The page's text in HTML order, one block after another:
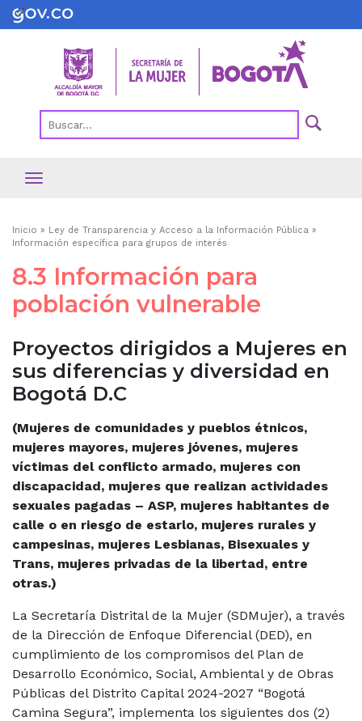
Pasar
al
Ruta
navegación
Inicio
Ley de Transparencia y Acceso a la Información Pública
Información específica para grupos de interés
8.3 Información para
población vulnerable
Proyectos dirigidos a Mujeres en
sus diferencias y diversidad en
Bogotá D.C
(Mujeres de comunidades y pueblos étnicos,
mujeres mayores, mujeres jóvenes, mujeres
víctimas del conflicto armado, mujeres con
discapacidad, mujeres que realizan actividades
sexuales pagadas – ASP, mujeres habitantes de
calle o en riesgo de estarlo, mujeres rurales y
campesinas, mujeres Lesbianas, Bisexuales y
Trans, mujeres privadas de la libertad, entre
otras.)
La Secretaría Distrital de la Mujer (SDMujer), a través
de la Dirección de Enfoque Diferencial (DED), en
cumplimiento de los compromisos del Plan de
Desarrollo Económico, Social, Ambiental y de Obras
Públicas del Distrito Capital 2024-2027 “Bogotá
Camina Segura”, implementa los siguientes dos (2)